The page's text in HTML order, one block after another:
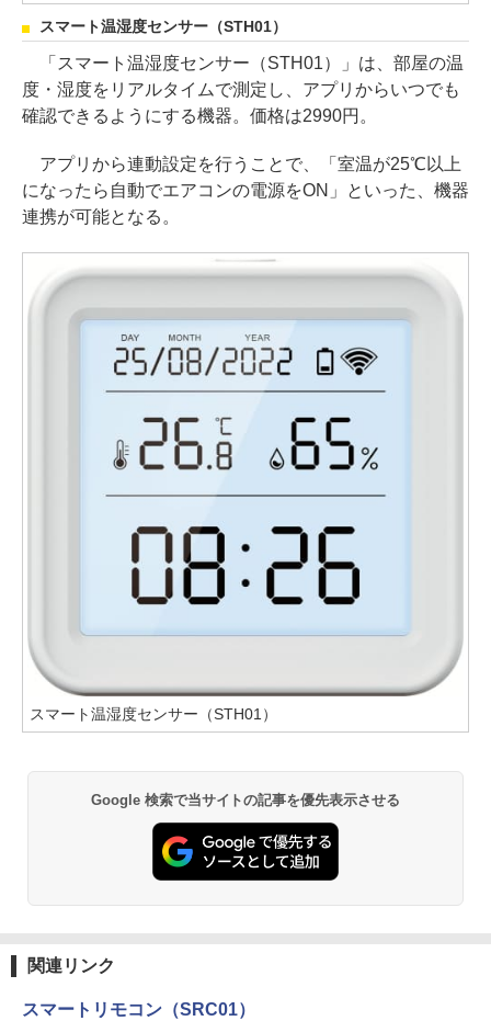
スマート温湿度センサー（STH01）
「スマート温湿度センサー（STH01）」は、部屋の温
度・湿度をリアルタイムで測定し、アプリからいつでも
確認できるようにする機器。価格は2990円。
アプリから連動設定を行うことで、「室温が25℃以上
になったら自動でエアコンの電源をON」といった、機器
連携が可能となる。
スマート温湿度センサー（STH01）
Google 検索で当サイトの記事を優先表示させる
関連リンク
スマートリモコン（SRC01）